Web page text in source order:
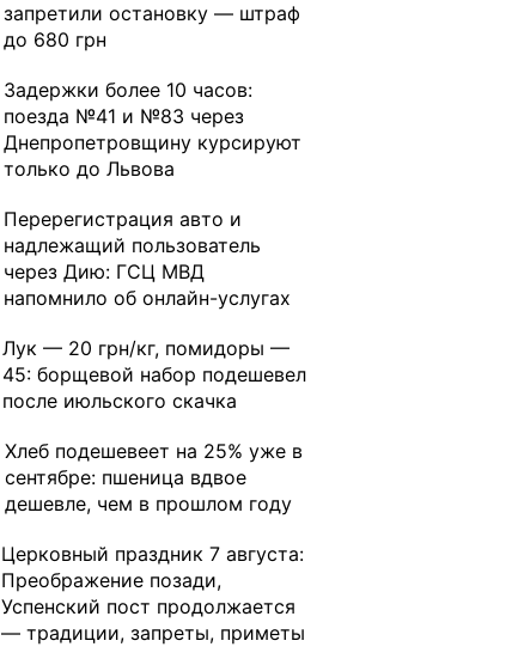
запретили остановку — штраф
до 680 грн
Задержки более 10 часов:
поезда №41 и №83 через
Днепропетровщину курсируют
только до Львова
Перерегистрация авто и
надлежащий пользователь
через Дию: ГСЦ МВД
напомнило об онлайн-услугах
Лук — 20 грн/кг, помидоры —
45: борщевой набор подешевел
после июльского скачка
Хлеб подешевеет на 25% уже в
сентябре: пшеница вдвое
дешевле, чем в прошлом году
Церковный праздник 7 августа:
Преображение позади,
Успенский пост продолжается
— традиции, запреты, приметы